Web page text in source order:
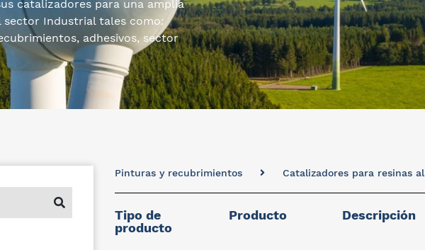
catalizadores para una amplia
sector Industrial tales como:
adhesivos, sector
Pinturas y recubrimientos Catalizadores para resinas al
Tipo de
producto
Producto Descripción